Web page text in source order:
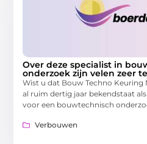
Over deze specialist in
onderzoek zijn velen zeer
Wist u dat Bouw Techno Keuring
al ruim dertig jaar bekendstaat
voor een bouwtechnisch
Verbouwen